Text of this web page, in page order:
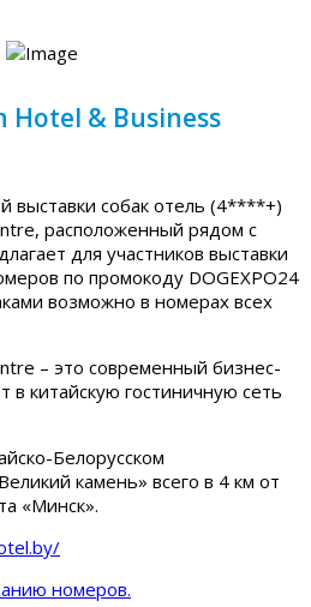
Hotel & Business
собак отель (4****+)
расположенный рядом с
для участников выставки
по промокоду DOGEXPO24
возможно в номерах всех
– это современный бизнес-
в китайскую гостиничную сеть
Белорусском
камень» всего в 4 км от
«Минск».
номеров.